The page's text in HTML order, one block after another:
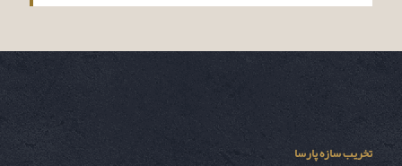
تخریب سازه پارسا